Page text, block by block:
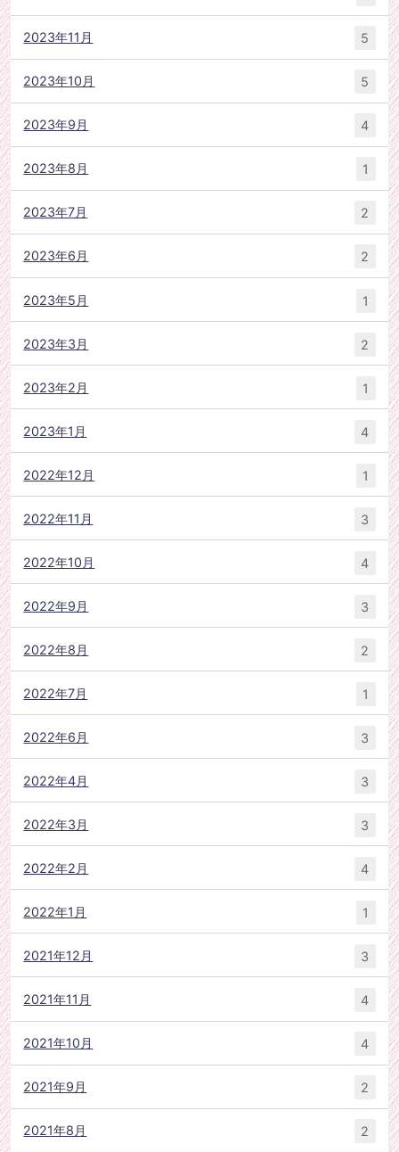
2023年11月 5
2023年10月 5
2023年9月 4
2023年8月 1
2023年7月 2
2023年6月 2
2023年5月 1
2023年3月 2
2023年2月 1
2023年1月 4
2022年12月 1
2022年11月 3
2022年10月 4
2022年9月 3
2022年8月 2
2022年7月 1
2022年6月 3
2022年4月 3
2022年3月 3
2022年2月 4
2022年1月 1
2021年12月 3
2021年11月 4
2021年10月 4
2021年9月 2
2021年8月 2